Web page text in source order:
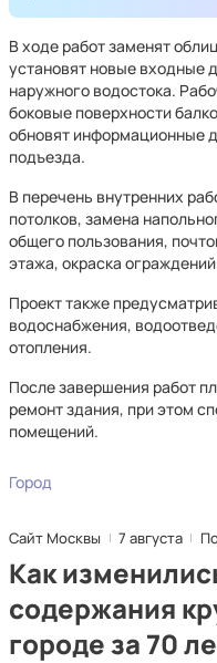
В ходе работ заменят
установят новые входные
наружного водостока.
боковые поверхности
обновят информационные
подъезда.
В перечень внутренних
потолков, замена
общего пользования,
этажа, окраска
Проект также
водоснабжения,
отопления.
После завершения работ
ремонт здания, при этом
помещений.
Город
Сайт Москвы 7 августа
Как
содержания
городе за 70